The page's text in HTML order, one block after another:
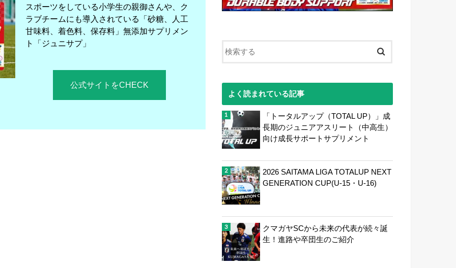
スポーツをしている小学生の親御さんや、ク
ラブチームにも導入されている「砂糖、人工
甘味料、着色料、保存料」無添加サプリメン
ト「ジュニサプ」
公式サイトをCHECK
よく読まれている記事
「トータルアップ（TOTAL UP）」成
長期のジュニアアスリート（中高生）
向け成長サポートサプリメント
2026 SAITAMA LIGA TOTALUP NEXT
GENERATION CUP(U-15・U-16)
クマガヤSCから未来の代表が続々誕
生！進路や卒団生のご紹介